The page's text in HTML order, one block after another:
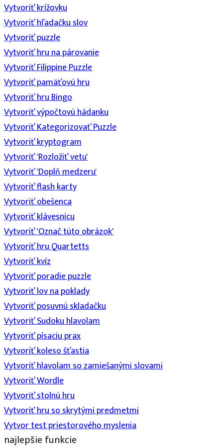
Vytvoriť krížovku
Vytvoriť hľadačku slov
Vytvoriť puzzle
Vytvoriť hru na párovanie
Vytvoriť Filippine Puzzle
Vytvoriť pamäťovú hru
Vytvoriť hru Bingo
Vytvoriť výpočtovú hádanku
Vytvoriť Kategorizovať Puzzle
Vytvoriť kryptogram
Vytvoriť 'Rozložiť vetu'
Vytvoriť 'Doplň medzeru'
Vytvoriť flash karty
Vytvoriť obešenca
Vytvoriť klávesnicu
Vytvoriť 'Označ túto obrázok'
Vytvoriť hru Quartetts
Vytvoriť kvíz
Vytvoriť poradie puzzle
Vytvoriť lov na poklady
Vytvoriť posuvnú skladačku
Vytvoriť Sudoku hlavolam
Vytvoriť písaciu prax
Vytvoriť koleso šťastia
Vytvoriť hlavolam so zamiešanými slovami
Vytvoriť Wordle
Vytvoriť stolnú hru
Vytvoriť hru so skrytými predmetmi
Vytvor test priestorového myslenia
najlepšie funkcie